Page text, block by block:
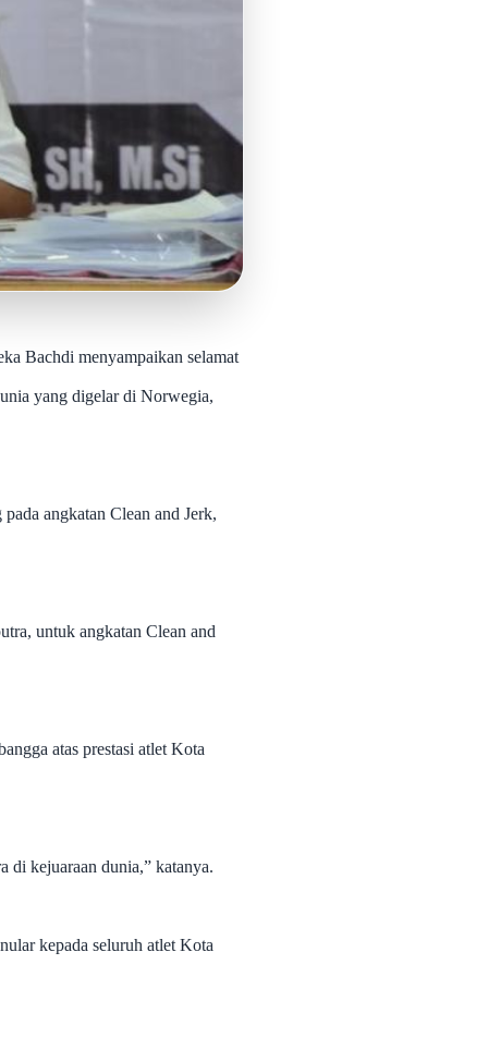
Bachdi menyampaikan selamat
yang digelar di Norwegia,
angkatan Clean and Jerk,
untuk angkatan Clean and
atas prestasi atlet Kota
di kejuaraan dunia,” katanya.
kepada seluruh atlet Kota